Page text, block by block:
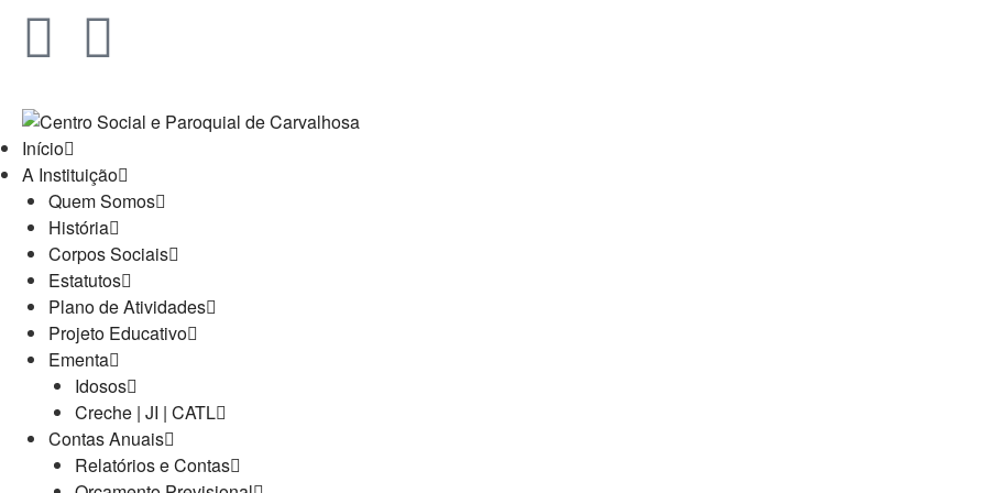
Início
A Instituição
Quem Somos
História
Corpos Sociais
Estatutos
Plano de Atividades
Projeto Educativo
Ementa
Idosos
Creche | JI | CATL
Contas Anuais
Relatórios e Contas